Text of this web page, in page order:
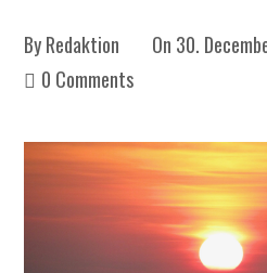
ByRedaktion On 30.
0 Comments